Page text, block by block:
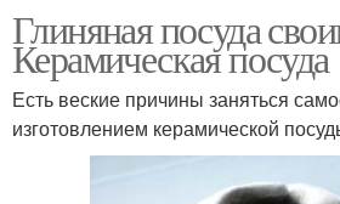
Глиняная посуда
Керамическая посуда
Есть веские причины заняться
изготовлением керамической